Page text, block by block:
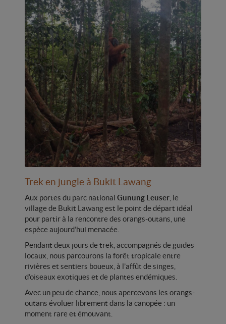
Trek en jungle à Bukit Lawang
Aux portes du parc national Gunung Leuser, le
village de Bukit Lawang est le point de départ idéal
pour partir à la rencontre des orangs-outans, une
espèce aujourd’hui menacée.
Pendant deux jours de trek, accompagnés de guides
locaux, nous parcourons la forêt tropicale entre
rivières et sentiers boueux, à l’affût de singes,
d’oiseaux exotiques et de plantes endémiques.
Avec un peu de chance, nous apercevons les orangs-
outans évoluer librement dans la canopée : un
moment rare et émouvant.